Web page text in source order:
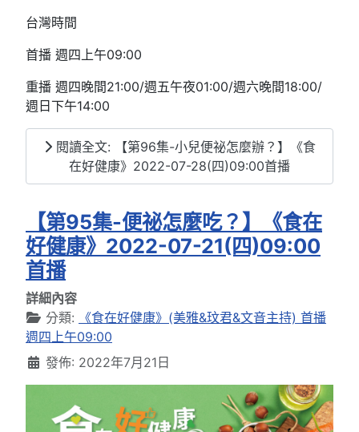
台灣時間
首播 週四上午09:00
重播 週四晚間21:00/週五午夜01:00/週六晚間18:00/
週日下午14:00
閱讀全文: 【第96集-小兒便祕怎麼辦？】《食
在好健康》2022-07-28(四)09:00首播
【第95集-便祕怎麼吃？】《食在
好健康》2022-07-21(四)09:00
首播
詳細內容
分類:
《食在好健康》(美雅&玟君&文音主持) 首播
週四上午09:00
發佈: 2022年7月21日